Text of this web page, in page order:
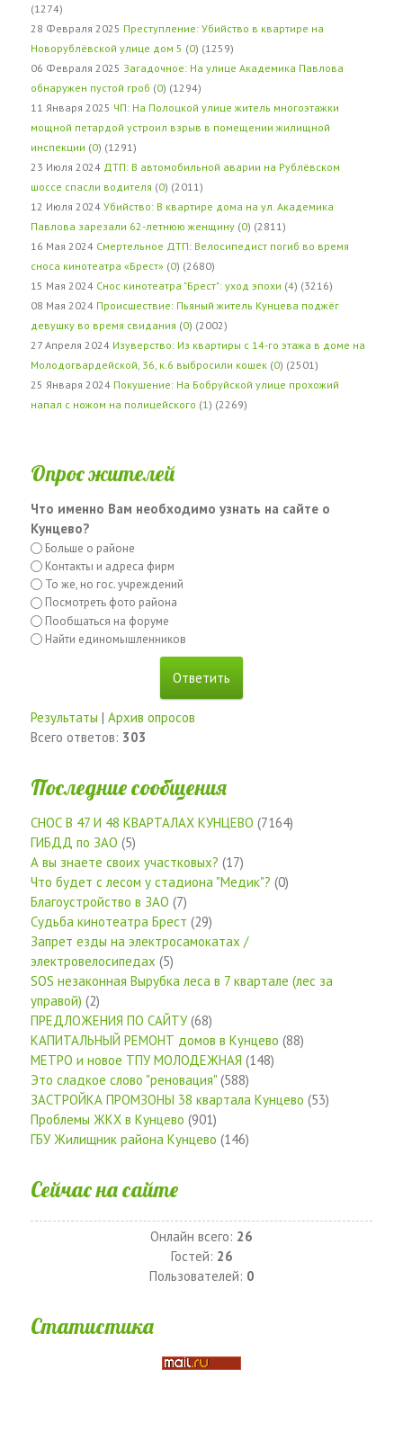
(1274)
28 Февраля 2025 Преступление: Убийство в квартире на
Новорублёвской улице дом 5 (0) (1259)
06 Февраля 2025 Загадочное: На улице Академика Павлова
обнаружен пустой гроб (0) (1294)
11 Января 2025 ЧП: На Полоцкой улице житель многоэтажки
мощной петардой устроил взрыв в помещении жилищной
инспекции (0) (1291)
23 Июля 2024 ДТП: В автомобильной аварии на Рублёвском
шоссе спасли водителя (0) (2011)
12 Июля 2024 Убийство: В квартире дома на ул. Академика
Павлова зарезали 62-летнюю женщину (0) (2811)
16 Мая 2024 Смертельное ДТП: Велосипедист погиб во время
сноса кинотеатра «Брест» (0) (2680)
15 Мая 2024 Снос кинотеатра "Брест": уход эпохи (4) (3216)
08 Мая 2024 Происшествие: Пьяный житель Кунцева поджёг
девушку во время свидания (0) (2002)
27 Апреля 2024 Изуверство: Из квартиры с 14-го этажа в доме на
Молодогвардейской, 36, к.6 выбросили кошек (0) (2501)
25 Января 2024 Покушение: На Бобруйской улице прохожий
напал с ножом на полицейского (1 ) (2269)
Опрос жителей
Что именно Вам необходимо узнать на сайте о
Кунцево?
Больше о районе
Контакты и адреса фирм
То же, но гос. учреждений
Посмотреть фото района
Пообщаться на форуме
Найти единомышленников
Результаты | Архив опросов
Всего ответов: 303
Последние сообщения
СНОС В 47 И 48 КВАРТАЛАХ КУНЦЕВО (7164)
ГИБДД по ЗАО (5)
А вы знаете своих участковых? (17)
Что будет с лесом у стадиона "Медик"? (0)
Благоустройство в ЗАО (7)
Судьба кинотеатра Брест (29)
Запрет езды на электросамокатах /
электровелосипедах (5)
SOS незаконная Вырубка леса в 7 квартале (лес за
управой) (2)
ПРЕДЛОЖЕНИЯ ПО САЙТУ(68)
КАПИТАЛЬНЫЙ РЕМОНТ домов в Кунцево (88)
МЕТРО и новое ТПУ МОЛОДЕЖНАЯ (148)
Это сладкое слово "реновация" (588)
ЗАСТРОЙКА ПРОМЗОНЫ 38 квартала Кунцево (53)
Проблемы ЖКХ в Кунцево (901)
ГБУ Жилищник района Кунцево (146)
Сейчас на сайте
Онлайн всего: 26
Гостей: 26
Пользователей: 0
Статистика